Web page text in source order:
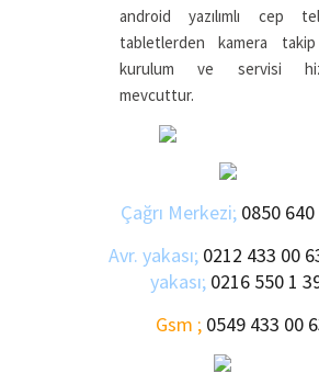
android yazılımlı cep
tabletlerden kamera
kurulum ve servisi
mevcuttur.
Çağrı Merkezi; 0850
Avr. yakası; 0212 433 00
yakası; 0216 550 1
Gsm ; 0549 433 00